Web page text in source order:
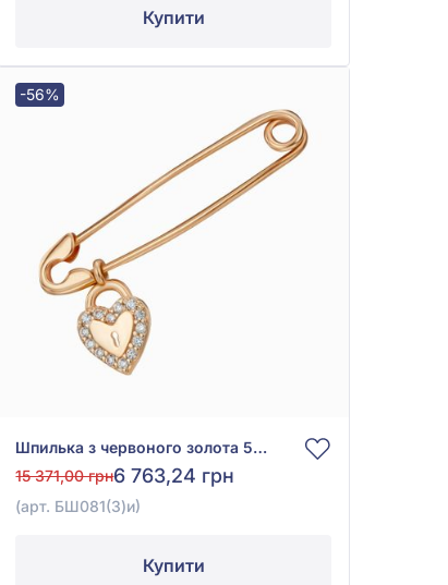
Купити
-56%
Шпилька з червоного золота 585° з фіанітом/куб.цирконієм, арт. БШ081(3)и
15 371,00 грн6 763,24 грн
(арт. БШ081(3)и)
Купити